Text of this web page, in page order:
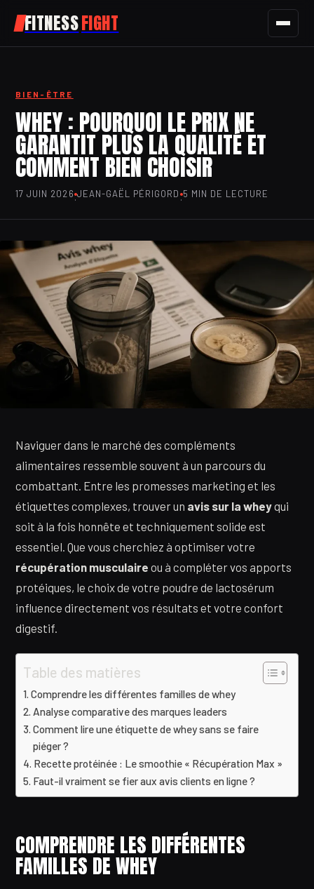
FITNESSFIGHT
SPORT
NUTRITION
SANTÉ
BIEN-ÊTRE
WHEY : POURQUOI LE PRIX NE
GARANTIT PLUS LA QUALITÉ ET
COMMENT BIEN CHOISIR
17 JUIN 2026·JEAN-GAËL PÉRIGORD·5 MIN DE LECTURE
Naviguer dans le marché des compléments
alimentaires ressemble souvent à un parcours du
combattant. Entre les promesses marketing et les
étiquettes complexes, trouver un avis sur la wheyqui
soit à la fois honnête et techniquement solide est
essentiel. Que vous cherchiez à optimiser votre
récupération musculaire ou à compléter vos apports
protéiques, le choix de votre poudre de lactosérum
influence directement vos résultats et votre confort
digestif.
Table des matières
Comprendre les différentes familles de whey
Analyse comparative des marques leaders
Comment lire une étiquette de whey sans se faire
piéger ?
Recette protéinée : Le smoothie « Récupération Max »
Faut-il vraiment se fier aux avis clients en ligne ?
COMPRENDRE LES DIFFÉRENTES
FAMILLES DE WHEY